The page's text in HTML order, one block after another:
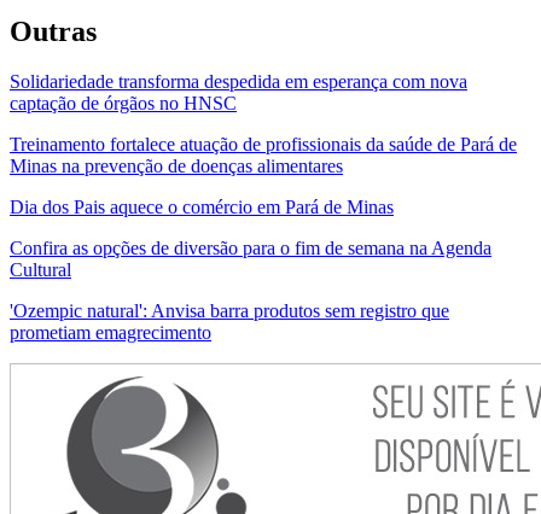
Outras
Solidariedade transforma despedida em esperança com nova
captação de órgãos no HNSC
Treinamento fortalece atuação de profissionais da saúde de Pará de
Minas na prevenção de doenças alimentares
Dia dos Pais aquece o comércio em Pará de Minas
Confira as opções de diversão para o fim de semana na Agenda
Cultural
'Ozempic natural': Anvisa barra produtos sem registro que
prometiam emagrecimento